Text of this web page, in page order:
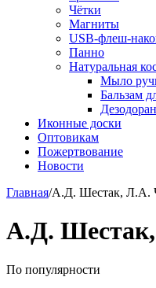
Чётки
Магниты
USB-флеш-
Панно
Натуральная
Мыло
Бальзам
Иконные доски
Оптовикам
Пожертвование
Новости
Главная/А.Д. Шестак, Л.А.
А.Д.
По популярности